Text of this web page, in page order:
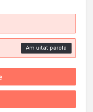
Am uitat parola